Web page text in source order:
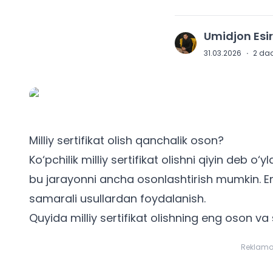
U Umidjon
31.03.2026 · 2
Milliy sertifikat olish qanchalik oson?
Ko‘pchilik milliy sertifikat olishni qiyin deb
bu jarayonni ancha osonlashtirish mumkin.
samarali usullardan foydalanish.
Quyida milliy sertifikat olishning eng oson va
Reklama